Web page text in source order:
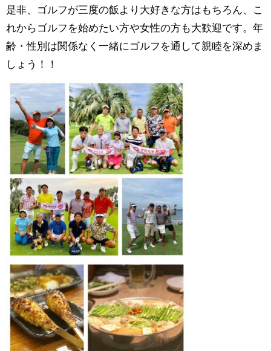
是非、ゴルフが三度の飯より大好きな方はもちろん、こ
れからゴルフを始めたい方や女性の方も大歓迎です。年
齢・性別は関係なく一緒にゴルフを通して親睦を深めま
しょう！！